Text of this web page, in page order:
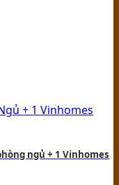
ngủ + 1 Vinhomes